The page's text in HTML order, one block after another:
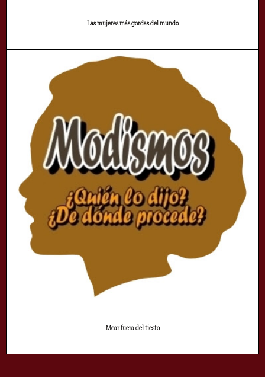
Las mujeres más gordas del mundo
Mear fuera del tiesto